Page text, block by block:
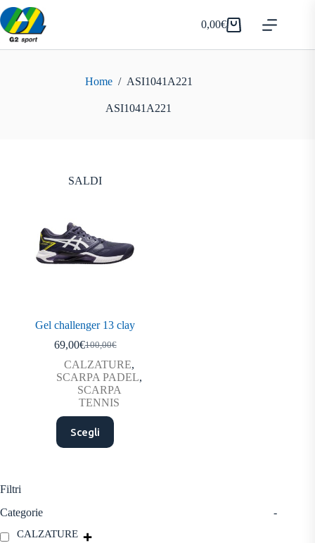
Salta
al
contenuto
Carrello
0,00€
Home / ASI1041A221
ASI1041A221
SALDI
Gel challenger 13 clay
100,00€
Il
prezzo
originale
era:
100,00€.
69,00€Il
prezzo
attuale
è:
69,00€.
CALZATURE,
SCARPA PADEL,
SCARPA
TENNIS
Scegli
Questo
prodotto
ha
scelte
Filtri
Categorie
-
CALZATURE